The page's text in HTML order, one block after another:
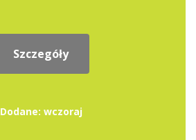
Szczegóły
Dodane: wczoraj